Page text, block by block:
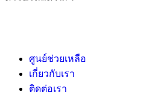
ศูนย์ช่วยเหลือ
เกี่ยวกับเรา
ติดต่อเรา